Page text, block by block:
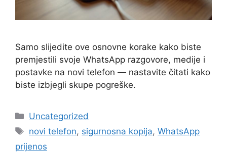
Samo slijedite ove osnovne korake kako biste
premjestili svoje WhatsApp razgovore, medije i
postavke na novi telefon — nastavite čitati kako
biste izbjegli skupe pogreške.
Kategorije
Uncategorized
Oznake
novi telefon, sigurnosna kopija,WhatsApp
prijenos